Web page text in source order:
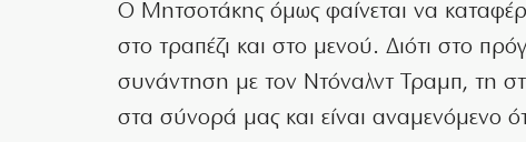
Ο Μητσοτάκης όμως φαίνεται να
στο τραπέζι και στο μενού. Διότι στο
συνάντηση με τον Ντόναλντ Τραμπ, τη
στα σύνορά μας και είναι αναμενόμενο